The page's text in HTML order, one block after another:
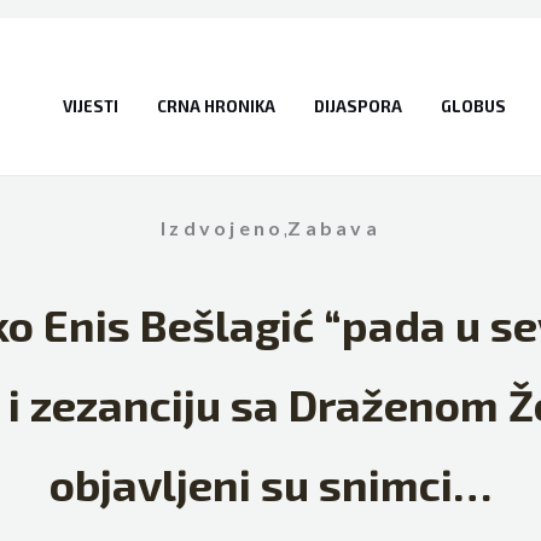
VIJESTI CRNA HRONIKA DIJASPORA GLOBUS
Izdvojeno,Zabava
Enis Bešlagić “pada u
zezanciju sa Draženom
objavljeni su snimci…